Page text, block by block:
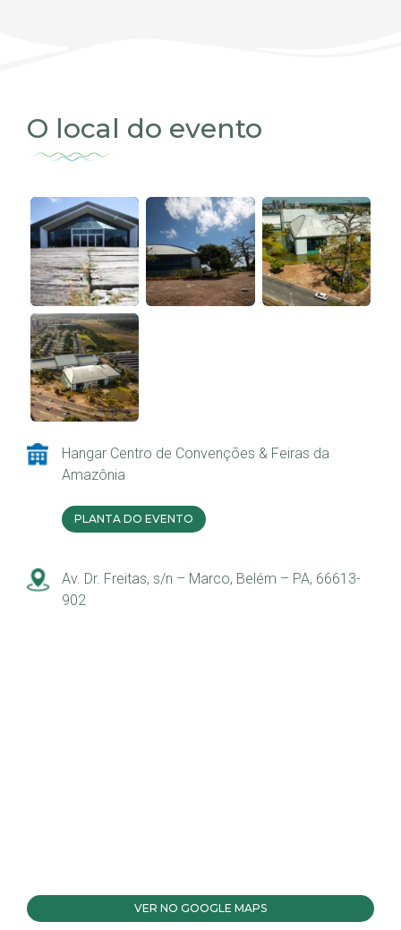
O local do evento
Hangar Centro de Convenções & Feiras da
Amazônia
PLANTA DO EVENTO
Av. Dr. Freitas, s/n – Marco, Belém – PA, 66613-
902
VER NO GOOGLE MAPS